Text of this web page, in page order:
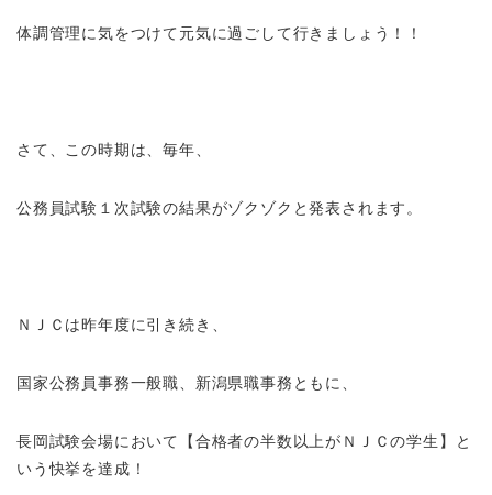
体調管理に気をつけて元気に過ごして行きましょう！！
さて、この時期は、毎年、
公務員試験１次試験の結果がゾクゾクと発表されます。
ＮＪＣは昨年度に引き続き、
国家公務員事務一般職、新潟県職事務ともに、
長岡試験会場において【合格者の半数以上がＮＪＣの学生】と
いう快挙を達成！